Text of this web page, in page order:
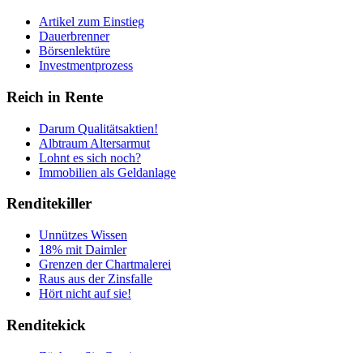
Artikel zum Einstieg
Dauerbrenner
Börsenlektüre
Investmentprozess
Reich in Rente
Darum Qualitätsaktien!
Albtraum Altersarmut
Lohnt es sich noch?
Immobilien als Geldanlage
Renditekiller
Unnützes Wissen
18% mit Daimler
Grenzen der Chartmalerei
Raus aus der Zinsfalle
Hört nicht auf sie!
Renditekick